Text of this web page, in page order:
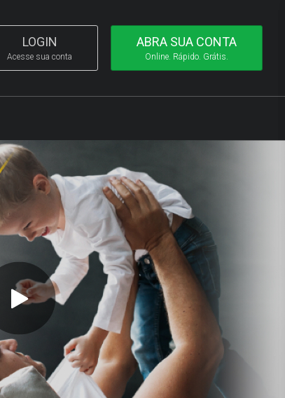
ABRA SUA CONTA
Online. Rápido. Grátis.
LOGIN
Acesse sua conta